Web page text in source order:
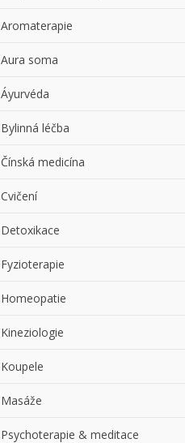
Aromaterapie
Aura soma
Áyurvéda
Bylinná léčba
Čínská medicína
Cvičení
Detoxikace
Fyzioterapie
Homeopatie
Kineziologie
Koupele
Masáže
Psychoterapie & meditace